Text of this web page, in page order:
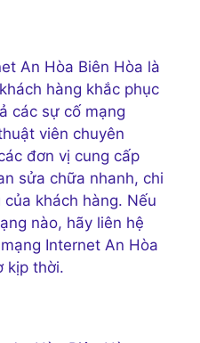
An Hòa Biên Hòa là
hàng khắc phục
các sự cố mạng
viên chuyên
đơn vị cung cấp
sửa chữa nhanh, chi
khách hàng. Nếu
nào, hãy liên hệ
Internet An Hòa
kịp thời.